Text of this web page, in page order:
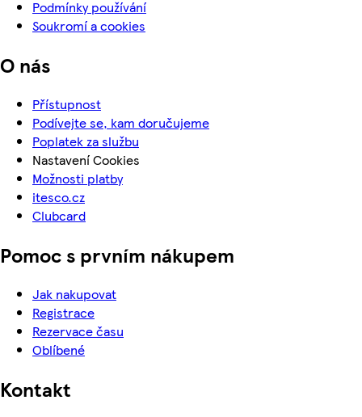
Podmínky používání
Soukromí a cookies
O nás
Přístupnost
Podívejte se, kam doručujeme
Poplatek za službu
Nastavení Cookies
Možnosti platby
itesco.cz
Clubcard
Pomoc s prvním nákupem
Jak nakupovat
Registrace
Rezervace času
Oblíbené
Kontakt